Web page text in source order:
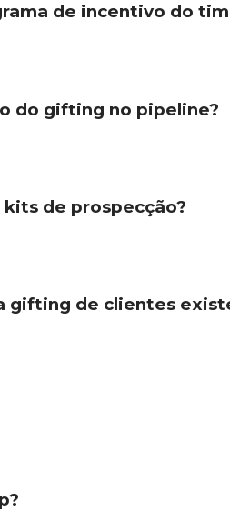
de incentivo do
do gifting no pipeline?
de prospecção?
gifting de clientes